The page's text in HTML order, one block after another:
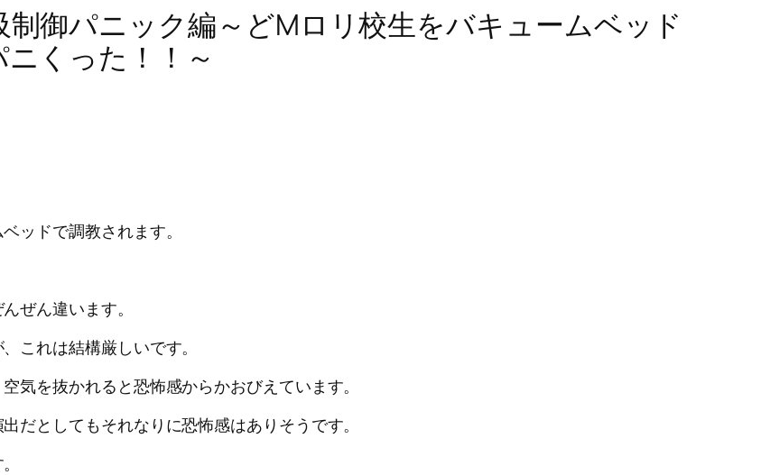
御パニック編～どMロリ校生をバキュームベッド
くった！！～
ッドで調教されます。
ぜん違います。
これは結構厳しいです。
気を抜かれると恐怖感からかおびえています。
だとしてもそれなりに恐怖感はありそうです。